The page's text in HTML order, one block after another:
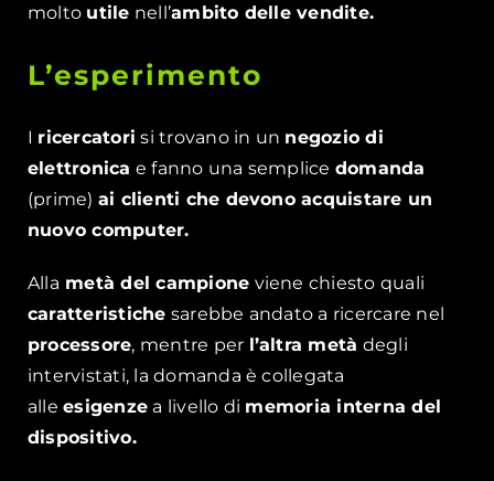
molto utile nell’ambito delle vendite.
L’esperimento
I ricercatori si trovano in un negozio di
elettronica e fanno una semplice domanda
(prime) ai clienti che devono acquistare un
nuovo computer.
Alla metà del campione viene chiesto quali
caratteristiche sarebbe andato a ricercare nel
processore, mentre per l’altra metà degli
intervistati, la domanda è collegata
alleesigenze a livello di memoria interna del
dispositivo.